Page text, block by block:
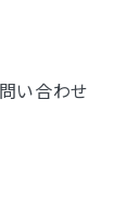
い合わせ